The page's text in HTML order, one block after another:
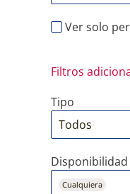
Ver solo
Filtros
Tipo
Disponibilidad
Cualquiera